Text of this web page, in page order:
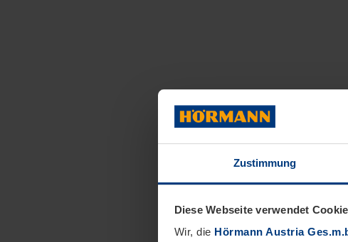
Zustimmung
Diese Webseite verwendet
Wir, die Hörmann Austria